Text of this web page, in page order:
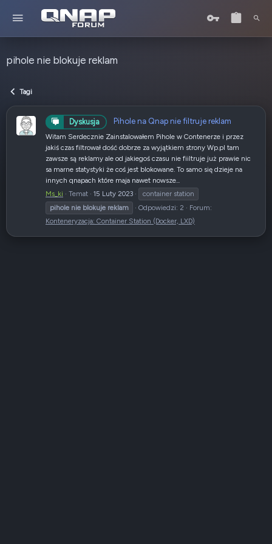
pihole nie blokuje reklam
Tagi
Dyskusja Pihole na Qnap nie filtruje reklam
Witam Serdecznie Zainstalowałem Pihole w Contenerze i przez
jakiś czas filtrował dość dobrze za wyjątkiem strony Wp.pl tam
zawsze są reklamy ale od jakiegoś czasu nie fiiltruje już prawie nic
sa marne statystyki że coś jest blokowane. To samo się dzieje na
innych qnapach które maja nawet nowsze...
Ms_ki
Temat 15 Luty 2023
container station
pihole nie blokuje reklam Odpowiedzi: 2
Forum:
Konteneryzacja: Container Station (Docker, LXD)